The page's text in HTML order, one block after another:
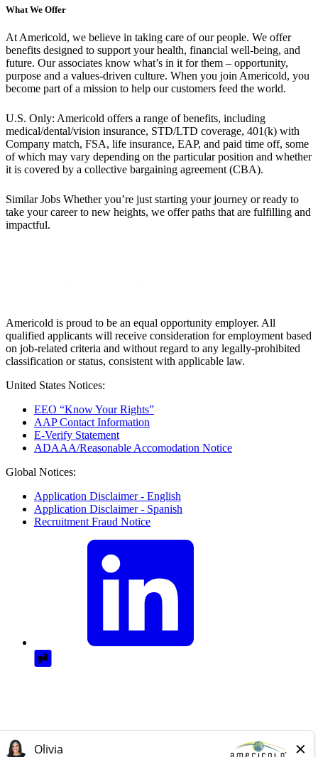
What We Offer
At Americold, we believe in taking care of our people. We offer
benefits designed to support your health, financial well-being, and
future. Our associates know what’s in it for them – opportunity,
purpose and a values-driven culture. When you join Americold, you
become part of a mission to help our customers feed the world.
U.S. Only: Americold offers a range of benefits, including
medical/dental/vision insurance, STD/LTD coverage, 401(k) with
Company match, FSA, life insurance, EAP, and paid time off, some
of which may vary depending on the particular position and whether
it is covered by a collective bargaining agreement (CBA).
Similar Jobs Whether you’re just starting your journey or ready to
take your career to new heights, we offer paths that are fulfilling and
impactful.
Americold is proud to be an equal opportunity employer. All
qualified applicants will receive consideration for employment based
on job-related criteria and without regard to any legally-prohibited
classification or status, consistent with applicable law.
United States Notices:
EEO “Know Your Rights”
AAP Contact Information
E-Verify Statement
ADAAA/Reasonable Accomodation Notice
Global Notices:
Application Disclaimer - English
Application Disclaimer - Spanish
Recruitment Fraud Notice